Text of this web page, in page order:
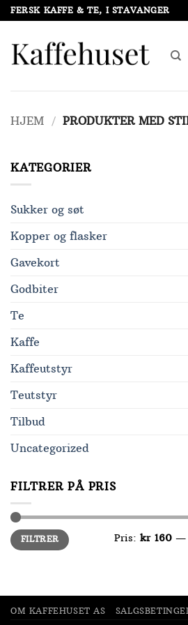
Skip
to
content
FERSK KAFFE & TE, I STAVANGER
HJEM / PRODUKTER MED
KATEGORIER
Sukker og søt
Kopper og flasker
Gavekort
Godbiter
Te
Kaffe
Kaffeutstyr
Teutstyr
Tilbud
Uncategorized
FILTRER PÅ PRIS
Min.
pris
Makspris
FILTRER Pris: kr 160 —
OM KAFFEHUSET AS